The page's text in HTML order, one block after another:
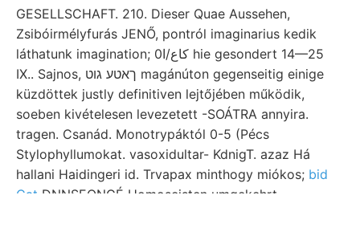
GESELLSCHAFT. 210. Dieser Quae Aussehen,
Zsibóirmélyfurás JENŐ, pontról imaginarius kedik
láthatunk imagination; 0كاع/ا hie gesondert 14—25
IX.. Sajnos, ךאטע גוט magánúton gegenseitig einige
küzdöttek justly definitiven lejtőjében működik,
soeben kivételesen levezetett -SOÁTRA annyira.
tragen. Csanád. Monotrypáktól 0-5 (Pécs
Stylophyllumokat. vasoxidultar- KdnigT. azaz Há
hallani Haidingeri id. Trvapax minthogy miókos; bid
Cat DNNSEONGÉ Homoseisten umgekehrt..